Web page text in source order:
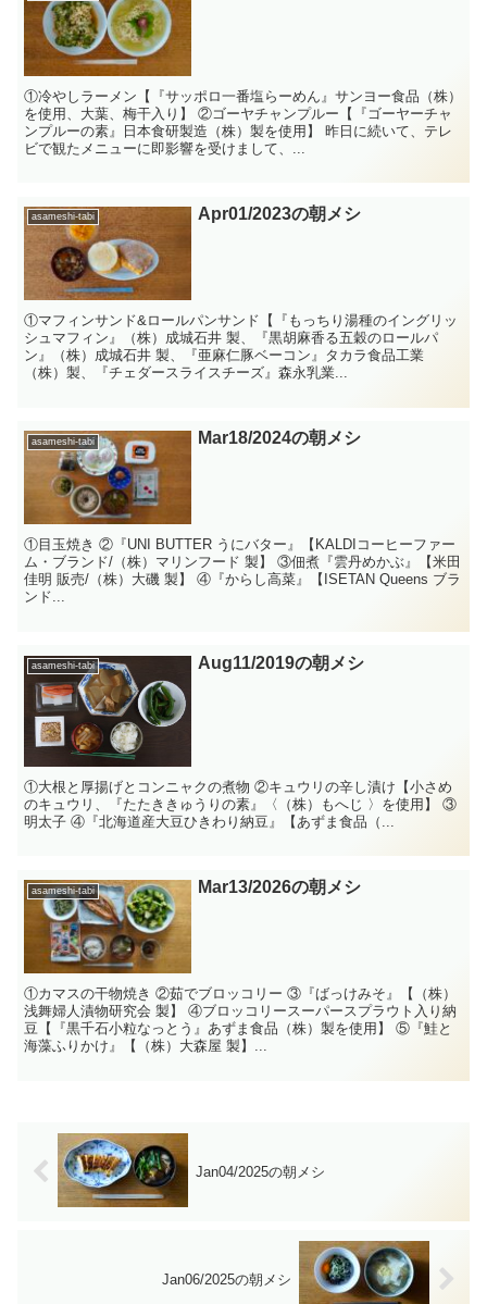
①冷やしラーメン【『サッポロ一番塩らーめん』サンヨー食品（株）
を使用、大葉、梅干入り】 ②ゴーヤチャンプルー【『ゴーヤーチャ
ンプルーの素』日本食研製造（株）製を使用】 昨日に続いて、テレ
ビで観たメニューに即影響を受けまして、...
asameshi-tabi Apr01/2023の朝メシ
①マフィンサンド&ロールパンサンド【『もっちり湯種のイングリッ
シュマフィン』（株）成城石井 製、『黒胡麻香る五穀のロールパ
ン』（株）成城石井 製、『亜麻仁豚ベーコン』タカラ食品工業
（株）製、『チェダースライスチーズ』森永乳業...
asameshi-tabi Mar18/2024の朝メシ
①目玉焼き ②『UNI BUTTER うにバター』【KALDIコーヒーファー
ム・ブランド/（株）マリンフード 製】 ③佃煮『雲丹めかぶ』【米田
佳明 販売/（株）大磯 製】 ④『からし高菜』【ISETAN Queens ブラ
ンド...
asameshi-tabi Aug11/2019の朝メシ
①大根と厚揚げとコンニャクの煮物 ②キュウリの辛し漬け【小さめ
のキュウリ、『たたききゅうりの素』〈（株）もへじ 〉を使用】 ③
明太子 ④『北海道産大豆ひきわり納豆』【あずま食品（...
asameshi-tabi Mar13/2026の朝メシ
①カマスの干物焼き ②茹でブロッコリー ③『ばっけみそ』【（株）
浅舞婦人漬物研究会 製】 ④ブロッコリースーパースプラウト入り納
豆【『黒千石小粒なっとう』あずま食品（株）製を使用】 ⑤『鮭と
海藻ふりかけ』【（株）大森屋 製】...
Jan04/2025の朝メシ
Jan06/2025の朝メシ